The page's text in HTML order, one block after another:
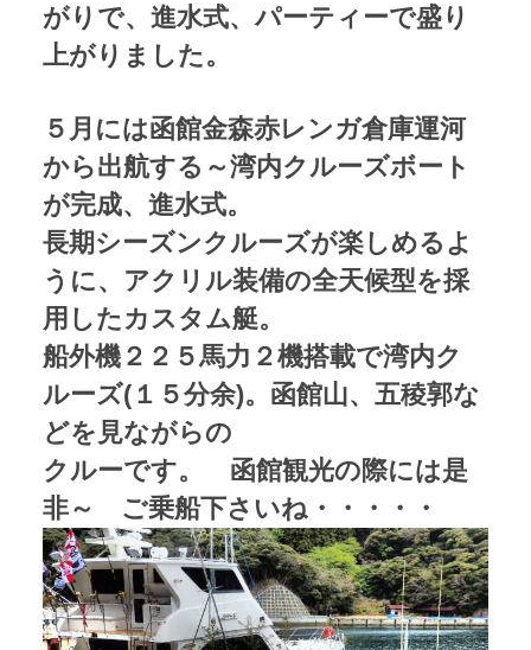
がりで、進水式、パーティーで盛り
上がりました。
５月には函館金森赤レンガ倉庫運河
から出航する～湾内クルーズボート
が完成、進水式。
長期シーズンクルーズが楽しめるよ
うに、アクリル装備の全天候型を採
用したカスタム艇。
船外機２２５馬力２機搭載で湾内ク
ルーズ(１５分余)。函館山、五稜郭な
どを見ながらの
クルーです。 函館観光の際には是
非～ ご乗船下さいね・・・・・